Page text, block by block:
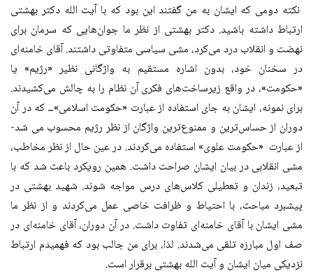
نکته دومی که ایشان به من گفتند این بود که با آیت الله دکتر بهشتی
ارتباط داشته باشید. دکتر بهشتی از نظر ما جوان‌هایی که سرمان برای
نهضت و انقلاب درد می‌کرد، مشی سیاسی متفاوتی داشتند. آقای خامنه‌ای
در سخنان خود، بدون اشاره مستقیم به واژگانی نظیر «رژیم» یا
«حکومت»، در واقع زیرساخت‌های فکری آن نظام را به چالش می‌کشیدند.
برای نمونه، ایشان به جای استفاده از عبارت «حکومت اسلامی»ــ که در آن
دوران از حساس‌ترین و ممنوع‌ترین واژگان از نظر رژیم محسوب می شد-
از عبارت «حکومت علوی» استفاده می‌کردند. در عین حال از نظر مخاطب،
مشی انقلابی در بیان ایشان صراحت داشت. همین رویکرد باعث شد که با
تبعید، زندان و تعطیلی کلاس‌های درس مواجه شوند. شهید بهشتی در
پیشبرد مباحث، با احتیاط و ظرافت خاصی عمل می‌کردند و از نظر ما
مشی ایشان با آقای خامنه‌ای تفاوت‌ داشت. در آن دوران، آقای خامنه‌ای در
صف اول مبارزه تلقی می‌شدند. لذا، برای من جالب بود که فهمیدم ارتباط
نزدیکی میان ایشان و آیت‌ الله بهشتی برقرار است.